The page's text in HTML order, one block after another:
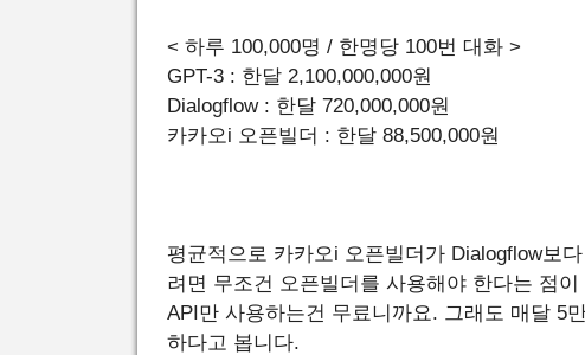
< 하루 100,000명 / 한명당 100번 대화 >
GPT-3 : 한달 2,100,000,000원
Dialogflow : 한달 720,000,000원
카카오i 오픈빌더 : 한달 88,500,000원
평균적으로 카카오i 오픈빌더가 Dialogflow보
려면 무조건 오픈빌더를 사용해야 한다는 점
API만 사용하는건 무료니까요. 그래도 매달 5
하다고 봅니다.